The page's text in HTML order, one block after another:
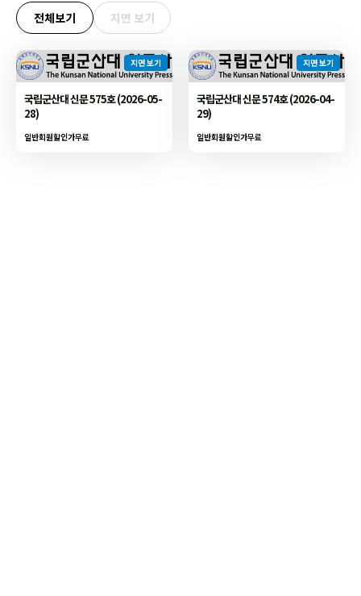
전체보기 지면 보기
지면 보기
국립군산대 신문 575호 (2026-05-
28)
일반회원할인가무료
지면 보기
국립군산대 신문 574호 (2026-04-
29)
일반회원할인가무료